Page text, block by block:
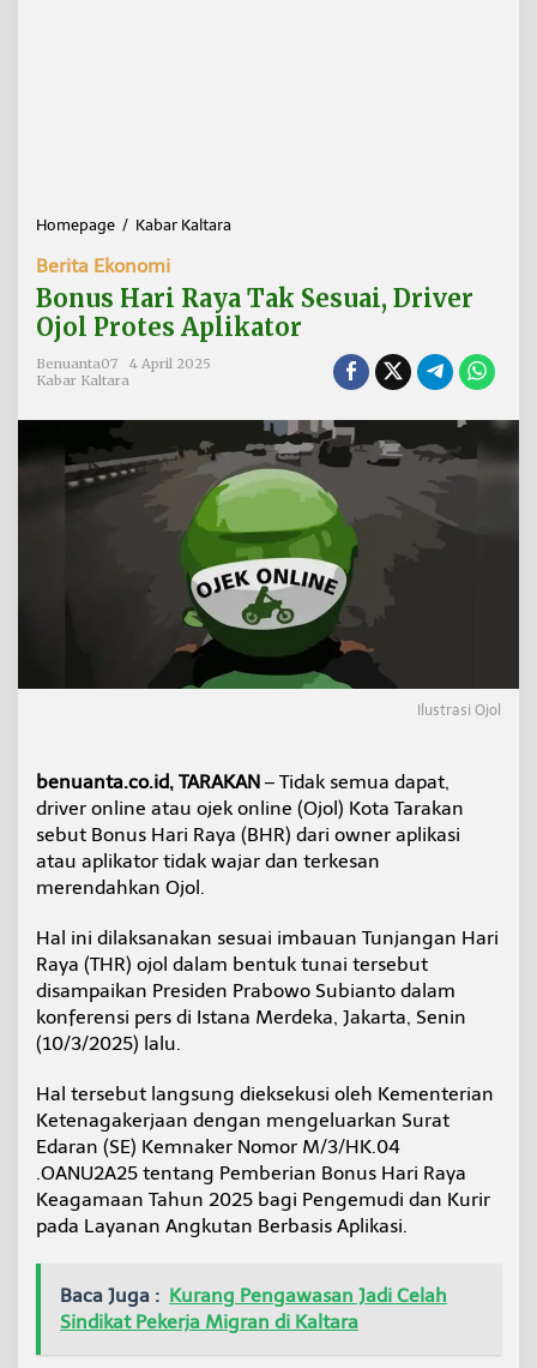
Homepage / Kabar Kaltara
u
s
H
R
a
T
k
S
e
u
a
i
v
e
r
O
j
P
r
o
t
e
p
l
i
k
a
t
Berita Ekonomi
Bonus Hari Raya Tak Sesuai, Driver
Ojol Protes Aplikator
Benuanta07
4 April 2025
Kabar Kaltara
Ilustrasi Ojol
benuanta.co.id, TARAKAN – Tidak semua dapat,
driver online atau ojek online (Ojol) Kota Tarakan
sebut Bonus Hari Raya (BHR) dari owner aplikasi
atau aplikator tidak wajar dan terkesan
merendahkan Ojol.
Hal ini dilaksanakan sesuai imbauan Tunjangan Hari
Raya (THR) ojol dalam bentuk tunai tersebut
disampaikan Presiden Prabowo Subianto dalam
konferensi pers di Istana Merdeka, Jakarta, Senin
(10/3/2025) lalu.
Hal tersebut langsung dieksekusi oleh Kementerian
Ketenagakerjaan dengan mengeluarkan Surat
Edaran (SE) Kemnaker Nomor M/3/HK.04
.OANU2A25 tentang Pemberian Bonus Hari Raya
Keagamaan Tahun 2025 bagi Pengemudi dan Kurir
pada Layanan Angkutan Berbasis Aplikasi.
Baca Juga : Kurang Pengawasan Jadi Celah
Sindikat Pekerja Migran di Kaltara